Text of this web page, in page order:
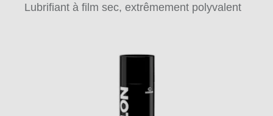
Lubrifiant à film sec, extrêmement polyvalent